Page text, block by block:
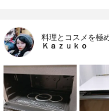
料理とコスメを極
Ｋａｚｕｋｏ